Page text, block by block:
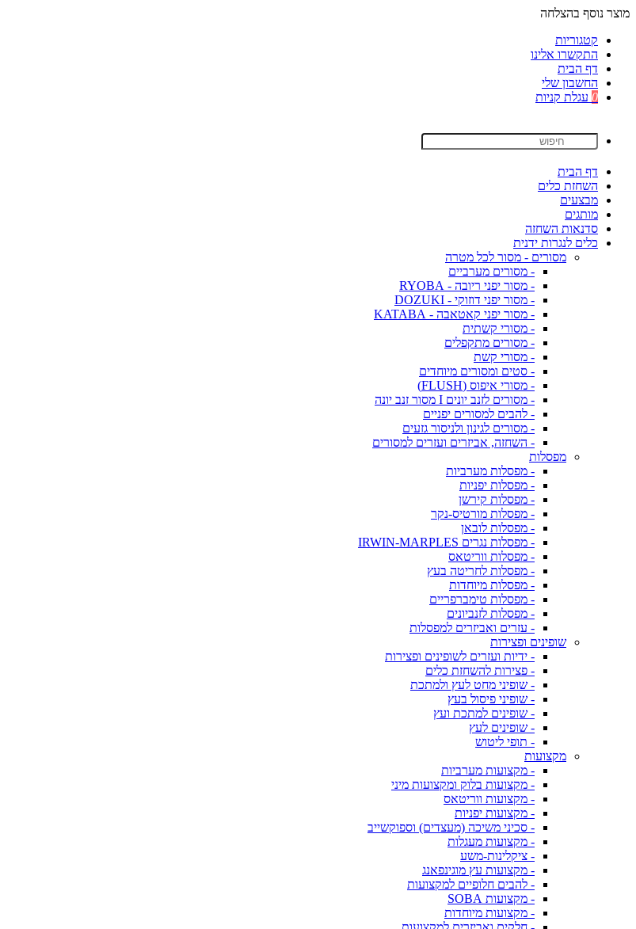
מוצר נוסף בהצלחה
קטגוריות
התקשרו אלינו
דף הבית
החשבון שלי
0 עגלת קניות
דף הבית
השחזת כלים
מבצעים
מותגים
סדנאות השחזה
כלים לנגרות ידנית
מסורים - מסור לכל מטרה
- מסורים מערביים
- מסור יפני ריובה - RYOBA
- מסור יפני דוזוקי - DOZUKI
- מסור יפני קאטאבה - KATABA
- מסורי קשתית
- מסורים מתקפלים
- מסורי קשת
- סטים ומסורים מיוחדים
- מסורי איפוס (FLUSH)
- מסורים לזנב יונים I מסור זנב יונה
- להבים למסורים יפניים
- מסורים לגינון ולניסור גזעים
- השחזה, אביזרים ועזרים למסורים
מפסלות
- מפסלות מערביות
- מפסלות יפניות
- מפסלות קירשן
- מפסלות מורטיס-נקר
- מפסלות לובאן
- מפסלות נגרים IRWIN-MARPLES
- מפסלות ווריטאס
- מפסלות לחריטה בעץ
- מפסלות מיוחדות
- מפסלות טימברפריים
- מפסלות לזנביונים
- עזרים ואביזרים למפסלות
שופינים ופצירות
- ידיות ועזרים לשופינים ופצירות
- פצירות להשחזת כלים
- שופיני מחט לעץ ולמתכת
- שופיני פיסול בעץ
- שופינים למתכת ועץ
- שופינים לעץ
- תופי ליטוש
מקצועות
- מקצועות מערביות
- מקצועות בלוק ומקצועות מיני
- מקצועות ווריטאס
- מקצועות יפניות
- סכיני משיכה (מעצדים) וספוקשייב
- מקצועות מעגלות
- ציקלינות-משע
- מקצועות עץ מוגינפאנג
- להבים חלופיים למקצועות
- מקצועות SOBA
- מקצועות מיוחדות